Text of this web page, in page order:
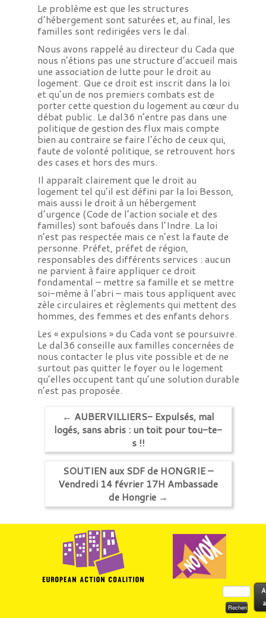
Le problème est que les structures
d’hébergement sont saturées et, au final, les
familles sont redirigées vers le dal.
Nous avons rappelé au directeur du Cada que
nous n’étions pas une structure d’accueil mais
une association de lutte pour le droit au
logement. Que ce droit est inscrit dans la loi
et qu’un de nos premiers combats est de
porter cette question du logement au cœur du
débat public. Le dal36 n’entre pas dans une
politique de gestion des flux mais compte
bien au contraire se faire l’écho de ceux qui,
faute de volonté politique, se retrouvent hors
des cases et hors des murs.
Il apparaît clairement que le droit au
logement tel qu’il est défini par la loi Besson,
mais aussi le droit à un hébergement
d’urgence (Code de l’action sociale et des
familles) sont bafoués dans l’Indre. La loi
n’est pas respectée mais ce n’est la faute de
personne. Préfet, préfet de région,
responsables des différents services : aucun
ne parvient à faire appliquer ce droit
fondamental – mettre sa famille et se mettre
soi-même à l’abri – mais tous appliquent avec
zèle circulaires et règlements qui mettent des
hommes, des femmes et des enfants dehors.
Les « expulsions » du Cada vont se poursuivre.
Le dal36 conseille aux familles concernées de
nous contacter le plus vite possible et de ne
surtout pas quitter le foyer ou le logement
qu’elles occupent tant qu’une solution durable
n’est pas proposée.
← AUBERVILLIERS- Expulsés, mal
logés, sans abris : un toit pour tou-te-
s !!
SOUTIEN aux SDF de HONGRIE –
Vendredi 14 février 17H Ambassade
de Hongrie →
Rechercher :